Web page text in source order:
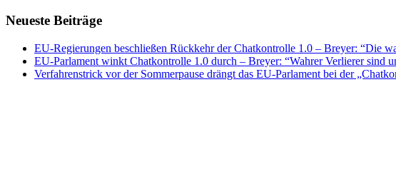
Neueste Beiträge
EU-Regierungen beschließen Rückkehr der Chatkontrolle 1.0 – Breyer: “Die
EU-Parlament winkt Chatkontrolle 1.0 durch – Breyer: “Wahrer Verlierer sind
Verfahrenstrick vor der Sommerpause drängt das EU-Parlament bei der